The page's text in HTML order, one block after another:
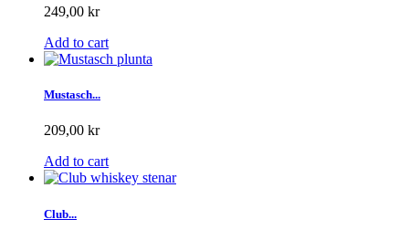
249,00 kr
Add to cart
Mustasch...
209,00 kr
Add to cart
Club...